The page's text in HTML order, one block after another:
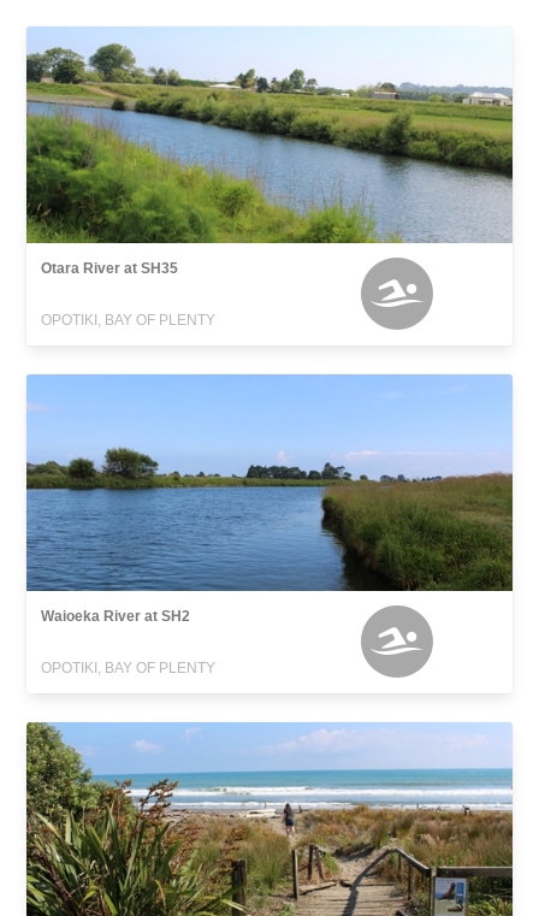
Otara River at SH35
OPOTIKI, BAY OF PLENTY
Waioeka River at SH2
OPOTIKI, BAY OF PLENTY